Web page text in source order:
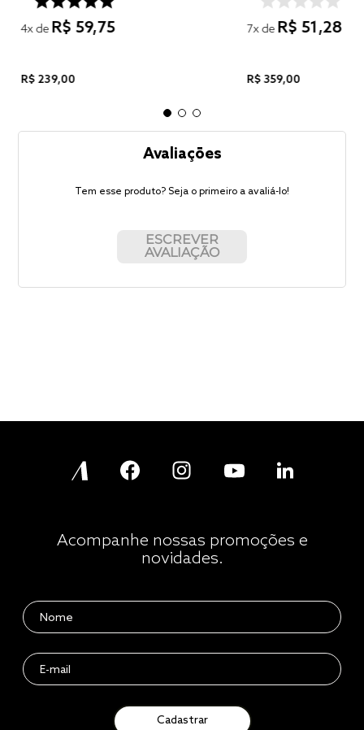
4x de R$ 59,75
R$ 239,00
7x de R$ 51,28
R$359,00
Avaliações
Tem esse produto? Seja o primeiro a avaliá-lo!
ESCREVER
AVALIAÇÃO
Acompanhe nossas promoções e
novidades.
Cadastrar